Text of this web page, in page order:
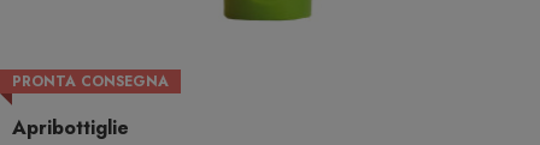
PRONTA CONSEGNA
Apribottiglie